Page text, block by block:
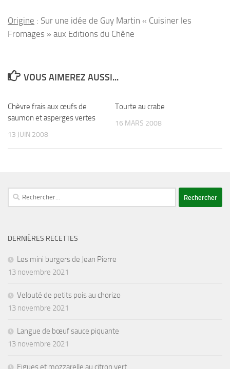
Origine : Sur une idée de Guy Martin « Cuisiner les
Fromages » aux Editions du Chêne
VOUS AIMEREZ AUSSI...
Chèvre frais aux œufs de
saumon et asperges vertes
13 JUIN 2008
Tourte au crabe
16 MARS 2008
Rechercher :
DERNIÈRES RECETTES
Les mini burgers de Jean Pierre
13 novembre 2021
Velouté de petits pois au chorizo
13 novembre 2021
Langue de bœuf sauce piquante
13 novembre 2021
Figues et mozzarelle au citron vert